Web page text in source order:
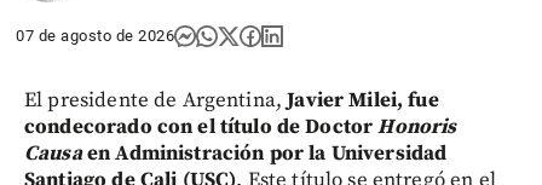
07 de agosto de 2026
El presidente de Argentina,Javier Milei, fue
condecorado con el título de DoctorHonoris
Causaen Administración por la Universidad